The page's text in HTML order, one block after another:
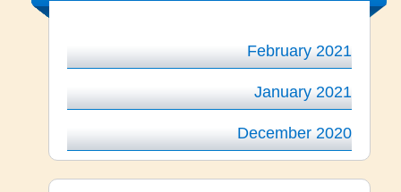
February 2021
January 2021
December 2020